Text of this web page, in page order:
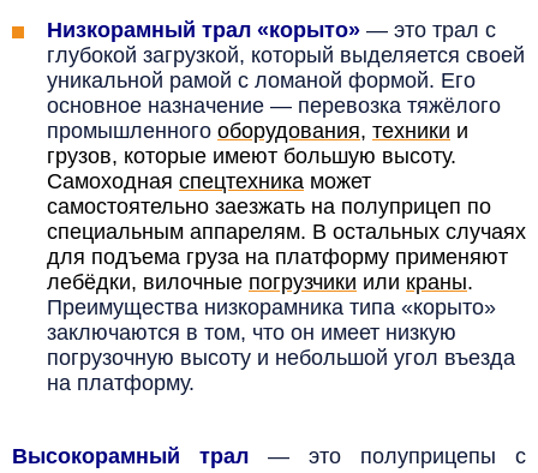
Низкорамный трал «корыто» — это трал с
глубокой загрузкой, который выделяется своей
уникальной рамой с ломаной формой. Его
основное назначение — перевозка тяжёлого
промышленного оборудования, техники и
грузов, которые имеют большую высоту.
Самоходная спецтехника может
самостоятельно заезжать на полуприцеп по
специальным аппарелям. В остальных случаях
для подъема груза на платформу применяют
лебёдки, вилочные погрузчики или краны.
Преимущества низкорамника типа «корыто»
заключаются в том, что он имеет низкую
погрузочную высоту и небольшой угол въезда
на платформу.
Высокорамный трал — это полуприцепы с